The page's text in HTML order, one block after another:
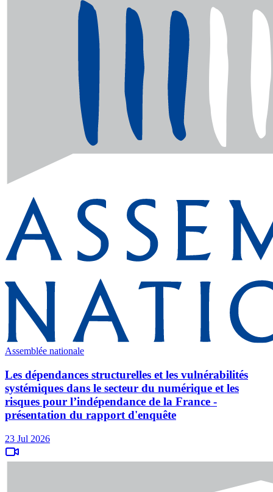
Assemblée nationale
Les dépendances structurelles et les vulnérabilités
systémiques dans le secteur du numérique et les
risques pour l’indépendance de la France -
présentation du rapport d'enquête
23 Jul 2026